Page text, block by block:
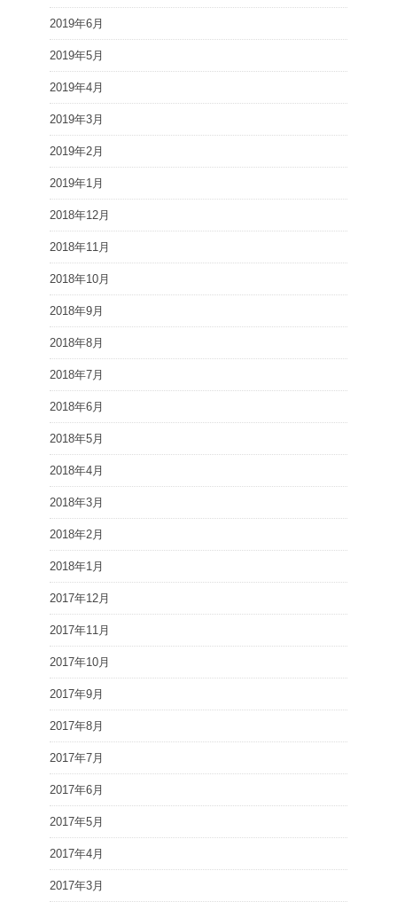
2019年6月
2019年5月
2019年4月
2019年3月
2019年2月
2019年1月
2018年12月
2018年11月
2018年10月
2018年9月
2018年8月
2018年7月
2018年6月
2018年5月
2018年4月
2018年3月
2018年2月
2018年1月
2017年12月
2017年11月
2017年10月
2017年9月
2017年8月
2017年7月
2017年6月
2017年5月
2017年4月
2017年3月